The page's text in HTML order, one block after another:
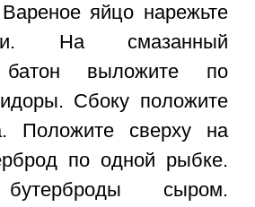
яйцо нарежьте
На смазанный
батон выложите по
Сбоку положите
Положите сверху на
по одной рыбке.
сыром.